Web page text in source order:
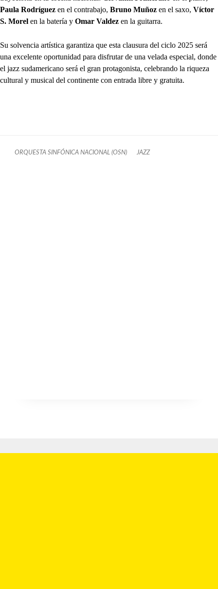
Paula Rodríguez en el contrabajo, Bruno Muñoz en el saxo, Víctor
S. Morel en la batería y Omar Valdez en la guitarra.
Su solvencia artística garantiza que esta clausura del ciclo 2025 será
una excelente oportunidad para disfrutar de una velada especial, donde
el jazz sudamericano será el gran protagonista, celebrando la riqueza
cultural y musical del continente con entrada libre y gratuita.
ORQUESTA SINFÓNICA NACIONAL (OSN) JAZZ